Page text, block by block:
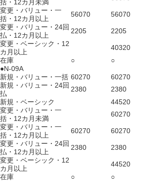
括・12カ月未満
変更・バリュー・一
括・12カ月以上
56070 56070
変更・バリュー・24回
払・12カ月以上
2205 2205
変更・ベーシック・12
カ月以上
40320
在庫
○ ○
●N-09A
新規・バリュー・一括 60270 60270
新規・バリュー・24回
払
2380 2380
新規・ベーシック
44520
変更・バリュー・一
括・12カ月未満
60270
変更・バリュー・一
括・12カ月以上
60270 60270
変更・バリュー・24回
払・12カ月以上
2380 2380
変更・ベーシック・12
カ月以上
44520
在庫
○ ○